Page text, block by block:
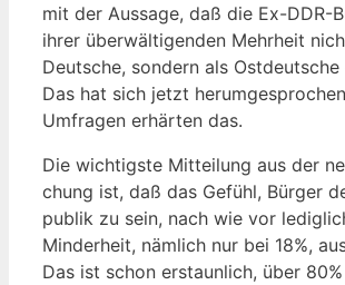
mit der Aus­sa­ge, daß die Ex-DDR-
ihrer über­wäl­ti­gen­den Mehr­heit
Deut­sche, son­dern als
Das hat sich jetzt
Umfra­gen erhär­ten das.
Die wich­tigs­te Mit­tei­lung aus der
chung ist, daß das Gefühl, Bür­ger
pu­blik zu sein, nach wie vor
Min­der­heit, näm­lich nur bei 18%,
Das ist schon erstaun­lich, über